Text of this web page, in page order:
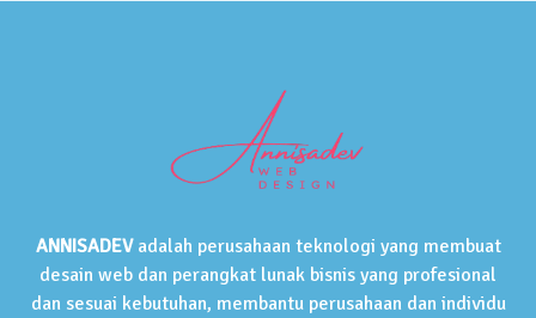
ANNISADEVadalah perusahaan teknologi yang membuat
desain web dan perangkat lunak bisnis yang profesional
dan sesuai kebutuhan, membantu perusahaan dan individu